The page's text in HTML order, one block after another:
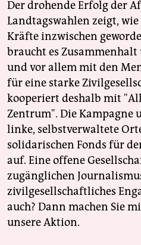
Der drohende Erfolg der
Landtagswahlen zeigt,
Kräfte inzwischen
braucht es
und vor allem mit den
für eine starke
kooperiert deshalb mit
Zentrum". Die Kampagne
linke, selbstverwaltete
solidarischen Fonds für
auf. Eine offene
zugänglichen
zivilgesellschaftliches
auch? Dann machen Sie
unsere Aktion.